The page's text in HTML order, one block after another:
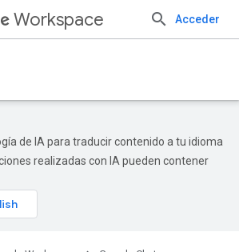
Workspace Acceder
de IA para traducir contenido a tu idioma
realizadas con IA pueden contener